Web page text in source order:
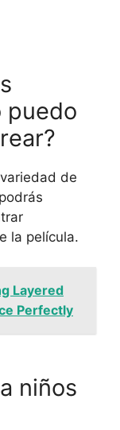
puedo
de
la película.
Layered
Perfectly
niños